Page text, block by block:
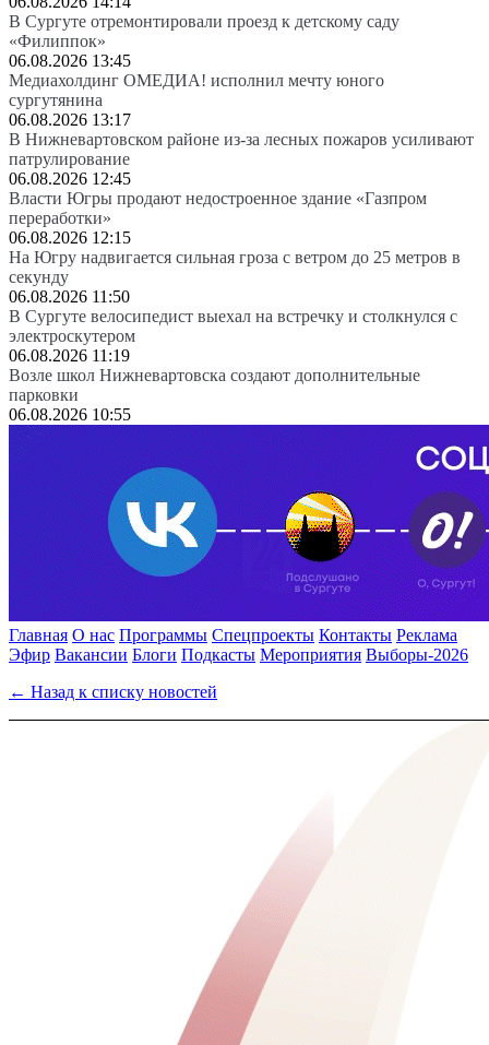
В Сургуте отремонтировали проезд к детскому саду
«Филиппок»
06.08.2026 13:45
Медиахолдинг ОМЕДИА! исполнил мечту юного
сургутянина
06.08.2026 13:17
В Нижневартовском районе из-за лесных пожаров усиливают
патрулирование
06.08.2026 12:45
Власти Югры продают недостроенное здание «Газпром
переработки»
06.08.2026 12:15
На Югру надвигается сильная гроза с ветром до 25 метров в
секунду
06.08.2026 11:50
В Сургуте велосипедист выехал на встречку и столкнулся с
электроскутером
06.08.2026 11:19
Возле школ Нижневартовска создают дополнительные
парковки
06.08.2026 10:55
Главная О нас Программы Спецпроекты Контакты Реклама
Эфир Вакансии Блоги Подкасты Мероприятия Выборы-2026
← Назад к списку новостей